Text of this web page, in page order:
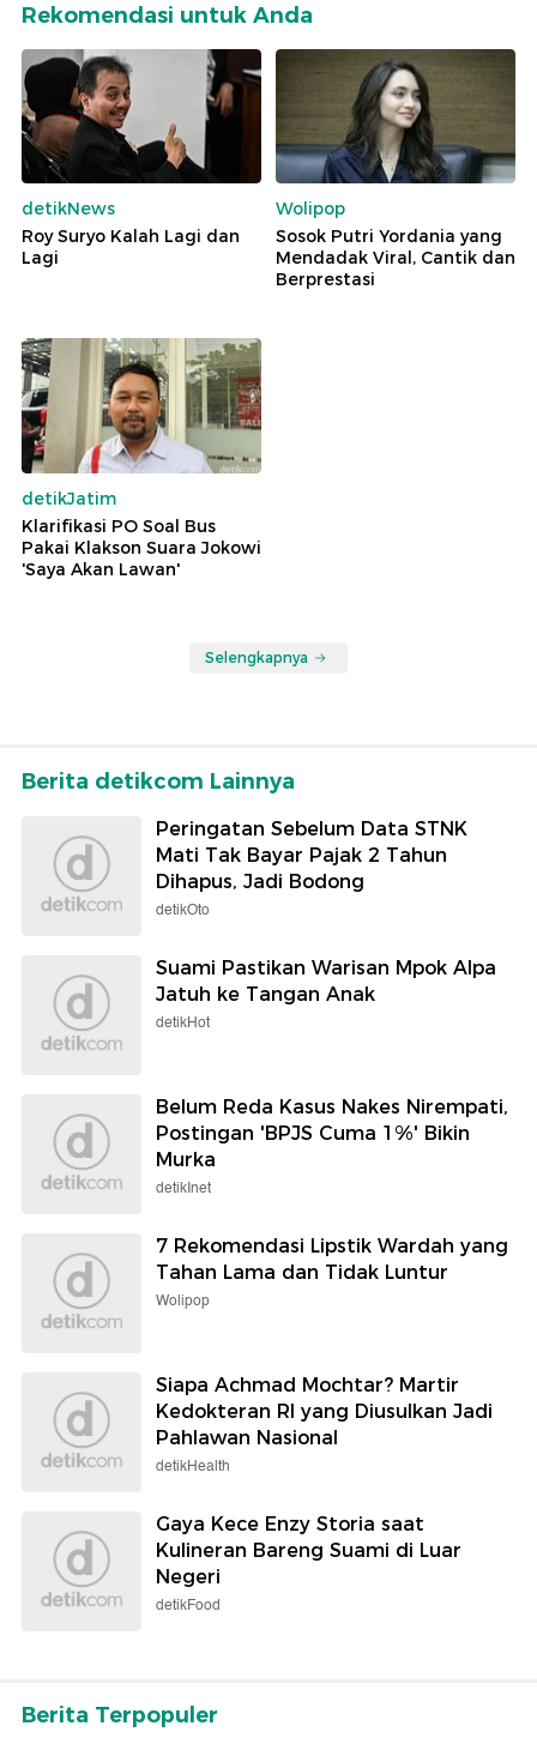
Rekomendasi untuk Anda
detikNews
Roy Suryo Kalah Lagi dan
Lagi
Wolipop
Sosok Putri Yordania yang
Mendadak Viral, Cantik dan
Berprestasi
detikJatim
Klarifikasi PO Soal Bus
Pakai Klakson Suara Jokowi
'Saya Akan Lawan'
Selengkapnya
Berita detikcom Lainnya
Peringatan Sebelum Data STNK
Mati Tak Bayar Pajak 2 Tahun
Dihapus, Jadi Bodong
detikOto
Suami Pastikan Warisan Mpok Alpa
Jatuh ke Tangan Anak
detikHot
Belum Reda Kasus Nakes Nirempati,
Postingan 'BPJS Cuma 1%' Bikin
Murka
detikInet
7 Rekomendasi Lipstik Wardah yang
Tahan Lama dan Tidak Luntur
Wolipop
Siapa Achmad Mochtar? Martir
Kedokteran RI yang Diusulkan Jadi
Pahlawan Nasional
detikHealth
Gaya Kece Enzy Storia saat
Kulineran Bareng Suami di Luar
Negeri
detikFood
Berita Terpopuler